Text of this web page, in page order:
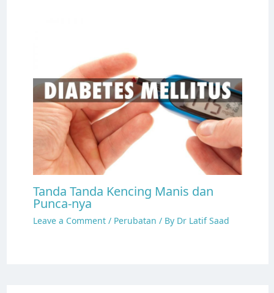
Tanda Tanda Kencing Manis dan
Punca-nya
Leave a Comment / Perubatan / By Dr Latif Saad